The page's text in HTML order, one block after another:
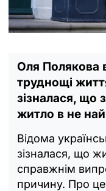
Оля Полякова
труднощі
зізналася, що
житло в не
Відома
зізналася, що
справжнім
причину. Про це